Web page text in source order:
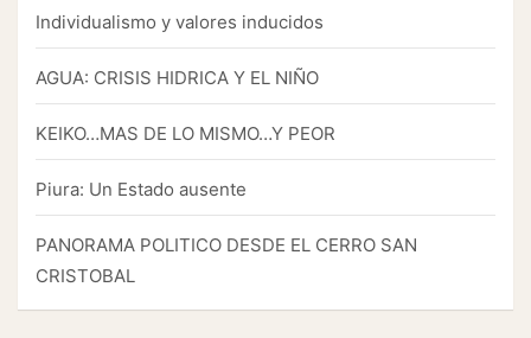
Individualismo y valores inducidos
AGUA: CRISIS HIDRICA Y EL NIÑO
KEIKO…MAS DE LO MISMO…Y PEOR
Piura: Un Estado ausente
PANORAMA POLITICO DESDE EL CERRO SAN
CRISTOBAL